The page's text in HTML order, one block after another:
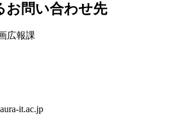
お問い合わせ先
広報課
it.ac.jp